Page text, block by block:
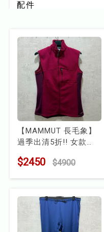
配件
男款
女款
睡眠系統
器材裝備
兒童
露營
水上配件
【MAMMUT 長毛象】
過季出清5折!! 女款
毛機能立領背心
$2450 $4900